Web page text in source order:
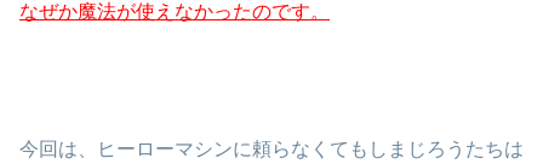
なぜか魔法が使えなかったのです。
今回は、ヒーローマシンに頼らなくてもしまじろうたちは